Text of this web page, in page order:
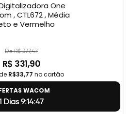
One
, CTL672 , Média
e Vermelho
De R$ 377,47
R$ 331,90
R$33,77 no cartão
WACOM
Dias 9:14:46